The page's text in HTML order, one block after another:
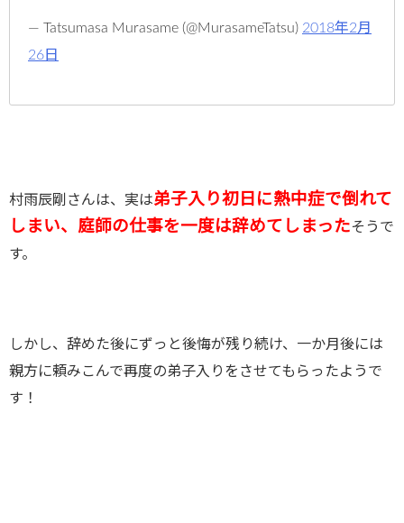
— Tatsumasa Murasame (@MurasameTatsu) 2018年2月
26日
村雨辰剛さんは、実は弟子入り初日に熱中症で倒れて
しまい、庭師の仕事を一度は辞めてしまったそうで
す。
しかし、辞めた後にずっと後悔が残り続け、一か月後には
親方に頼みこんで再度の弟子入りをさせてもらったようで
す！